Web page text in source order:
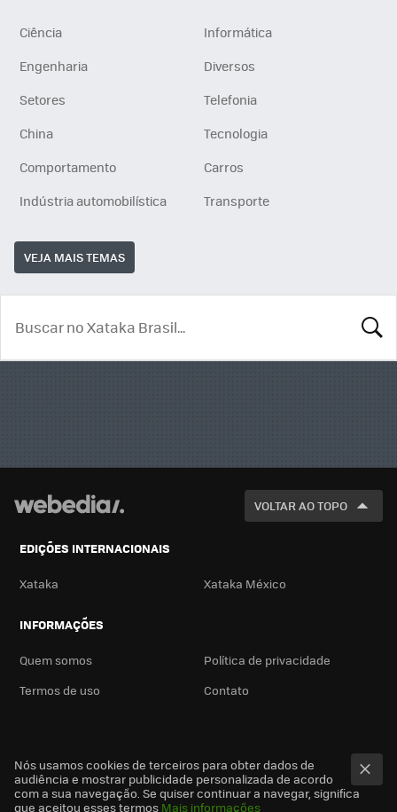
Ciência
Informática
Engenharia
Diversos
Setores
Telefonia
China
Tecnologia
Comportamento
Carros
Indústria automobilística
Transporte
VEJA MAIS TEMAS
VOLTAR AO TOPO
EDIÇÕES INTERNACIONAIS
Xataka Xataka México
INFORMAÇÕES
Quem somos
Política de privacidade
Termos de uso
Contato
Nós usamos cookies de terceiros para obter dados de
audiência e mostrar publicidade personalizada de acordo
com a sua navegação. Se quiser continuar a navegar, significa
que aceitou esses termos Mais informações